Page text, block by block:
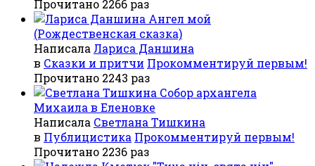
Прочитано 2266 раз
Ангел мой
(Рождественская сказка)
НаписалаЛариса Даншина
в Сказки и притчи Прокомментируй первым!
Прочитано 2243 раз
Собор архангела
Михаила в Еленовке
Написала Светлана Тишкина
в Публицистика Прокомментируй первым!
Прочитано 2236 раз